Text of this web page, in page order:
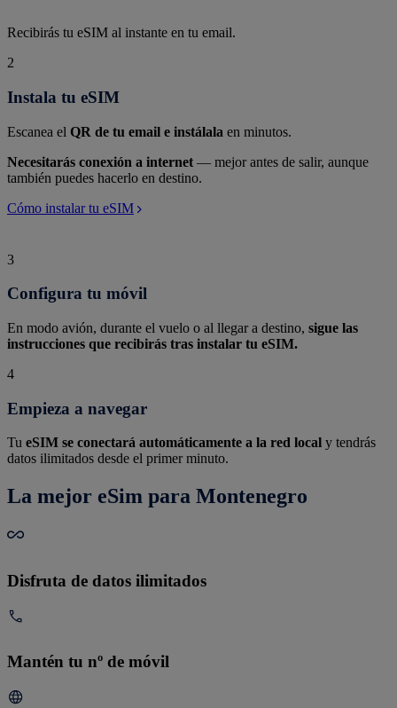
Recibirás tu eSIM al instante en tu email.
2
Instala tu eSIM
Escanea el QR de tu email e instálala en minutos.
Necesitarás conexión a internet — mejor antes de salir, aunque
también puedes hacerlo en destino.
Cómo instalar tu eSIM
3
Configura tu móvil
En modo avión, durante el vuelo o al llegar a destino, sigue las
instrucciones que recibirás tras instalar tu eSIM.
4
Empieza a navegar
Tu eSIM se conectará automáticamente a la red local y tendrás
datos ilimitados desde el primer minuto.
La mejor eSim para Montenegro
Disfruta de datos ilimitados
Mantén tu nº de móvil